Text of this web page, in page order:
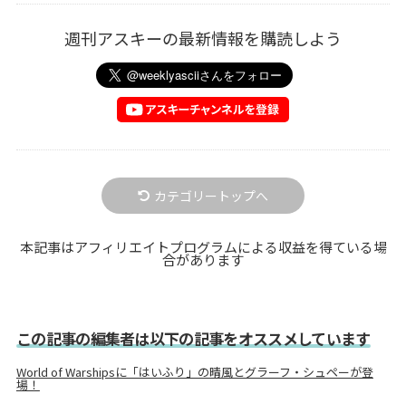
週刊アスキーの最新情報を購読しよう
カテゴリートップへ
本記事はアフィリエイトプログラムによる収益を得ている場
合があります
この記事の編集者は以下の記事をオススメしています
World of Warshipsに「はいふり」の晴風とグラーフ・シュペーが登
場！